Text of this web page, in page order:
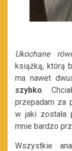
Ukochane
książką, którą
ma nawet
szybko.
przepadam za
w jaki została
mnie bardzo
Wszystkie